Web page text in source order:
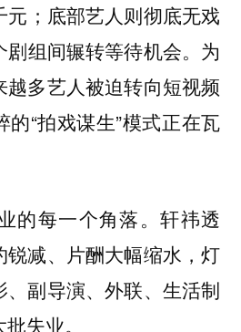
元 ； 底部艺人则彻底无戏
剧组间辗转等待机会。为
越多艺人被迫转向短视频
“拍戏谋生”模式正在瓦
的每一个角落。轩祎透
锐减、片酬大幅缩水，灯
副导演、外联、生活制
失业。